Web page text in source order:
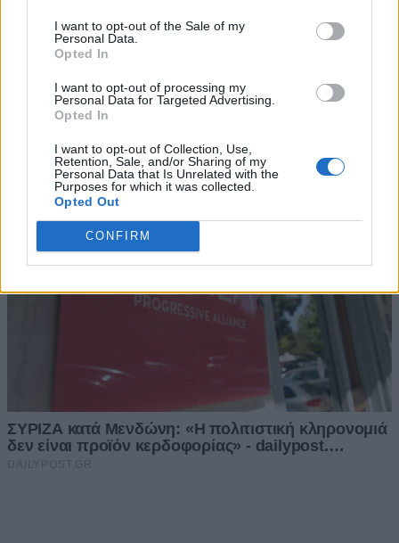
I want to opt-out of the Sale of my
Personal Data.
Opted In
I want to opt-out of processing my
Personal Data for Targeted Advertising.
Opted In
I want to opt-out of Collection, Use,
Retention, Sale, and/or Sharing of my
Personal Data that Is Unrelated with the
Purposes for which it was collected.
Opted Out
CONFIRM